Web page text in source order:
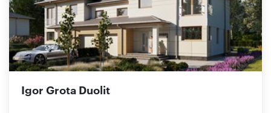
Igor Grota Duolit